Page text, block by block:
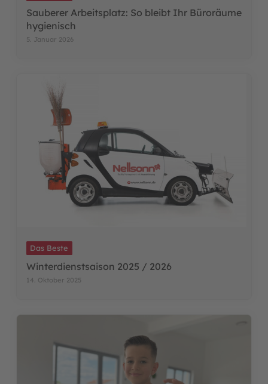
Sauberer Arbeitsplatz: So bleibt Ihr Büroräume
hygienisch
5. Januar 2026
Das Beste
Winterdienstsaison 2025 / 2026
14. Oktober 2025